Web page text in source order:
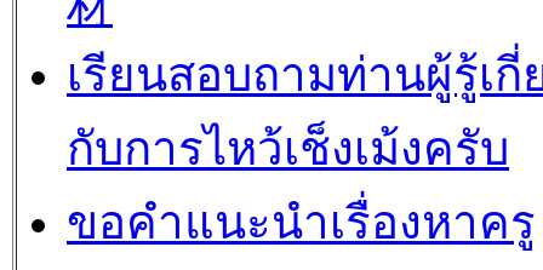
เรียนสอบถามท่านผู้รู้เกี่
กับการไหว้เช็งเม้งครับ
ขอคำแนะนำเรื่องหาครู